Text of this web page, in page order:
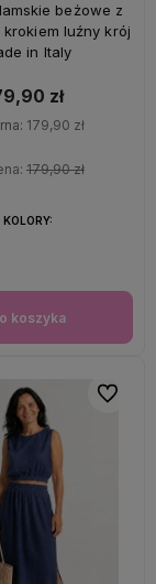
beżowe z
krokiem luźny krój
in Italy
zł
179,90 zł
179,90 zł
koszyka
KOLORY:
Do